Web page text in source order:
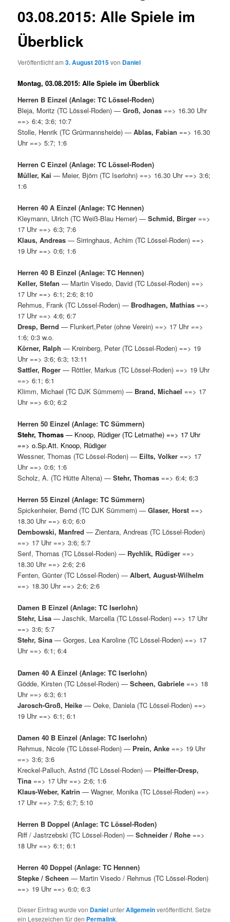
03.08.2015: Alle Spiele im
Überblick
Veröffentlicht am3. August 2015von Daniel
Montag, 03.08.2015: Alle Spiele im Überblick
Herren B Einzel (Anlage: TC Lössel-Roden)
Bleja, Moritz (TC Lössel-Roden) —Groß, Jonas ==> 16.30 Uhr
==> 6:4; 3:6; 10:7
Stolle, Henrik (TC Grürmannsheide) —Ablas, Fabian ==> 16.30
Uhr ==> 5:7; 1:6
Herren C Einzel (Anlage: TC Lössel-Roden)
Müller, Kai — Meier, Björn (TC Iserlohn) ==> 16.30 Uhr ==> 3:6;
1:6
Herren 40 A Einzel (Anlage: TC Hennen)
Kleymann, Ulrich (TC Weiß-Blau Hemer) —Schmid, Birger ==>
17 Uhr ==> 6:3; 7:6
Klaus, Andreas — Sirringhaus, Achim (TC Lössel-Roden) ==>
19 Uhr ==> 0:6; 1:6
Herren 40 B Einzel (Anlage: TC Hennen)
Keller, Stefan — Martin Visedo, David (TC Lössel-Roden) ==>
17 Uhr ==> 6:1; 2:6; 8:10
Rehmus, Frank (TC Lössel-Roden) — Brodhagen, Mathias ==>
17 Uhr ==> 4:6; 6:7
Dresp, Bernd — Flunkert,Peter (ohne Verein) ==> 17 Uhr ==>
1:6; 0:3 w.o.
Körner, Ralph — Kreinberg, Peter (TC Lössel-Roden) ==> 19
Uhr ==> 3:6; 6:3; 13:11
Sattler, Roger — Röttler, Markus (TC Lössel-Roden) ==> 19 Uhr
==> 6:1; 6:1
Klimm, Michael (TC DJK Sümmern) — Brand, Michael ==> 17
Uhr ==> 6:0; 6:2
Herren 50 Einzel (Anlage: TC Sümmern)
Stehr, Thomas — Knoop, Rüdiger (TC Letmathe) ==> 17 Uhr
==> o.Sp.Att. Knoop, Rüdiger
Wessner, Thomas (TC Lössel-Roden) — Eilts, Volker ==> 17
Uhr ==> 0:6; 1:6
Scholz, A. (TC Hütte Altena) —Stehr, Thomas ==> 6:4; 6:3
Herren 55 Einzel (Anlage: TC Sümmern)
Spickenheier, Bernd (TC DJK Sümmern) —Glaser, Horst ==>
18.30 Uhr ==> 6:0; 6:0
Dembowski, Manfred — Zientara, Andreas (TC Lössel-Roden)
==> 17 Uhr ==> 3:6; 5:7
Senf, Thomas (TC Lössel-Roden) — Rychlik, Rüdiger ==>
18.30 Uhr ==> 2:6; 2:6
Fenten, Günter (TC Lössel-Roden) —Albert, August-Wilhelm
==> 18.30 Uhr ==> 2:6; 2:6
Damen B Einzel (Anlage: TC Iserlohn)
Stehr, Lisa — Jaschik, Marcella (TC Lössel-Roden) ==> 17 Uhr
==> 3:6; 5:7
Stehr, Sina — Gorges, Lea Karoline (TC Lössel-Roden) ==> 17
Uhr ==> 6:1; 6:4
Damen 40 A Einzel (Anlage: TC Iserlohn)
Gödde, Kirsten (TC Lössel-Roden) —Scheen, Gabriele ==> 18
Uhr ==> 6:3; 6:1
Jarosch-Groß, Heike — Oeke, Daniela (TC Lössel-Roden) ==>
19 Uhr ==> 6:1; 6:1
Damen 40 B Einzel (Anlage: TC Iserlohn)
Rehmus, Nicole (TC Lössel-Roden) — Prein, Anke ==> 19 Uhr
==> 3:6; 3:6
Kreckel-Palluch, Astrid (TC Lössel-Roden) — Pfeiffer-Dresp,
Tina ==> 17 Uhr ==> 2:6; 1:6
Klaus-Weber, Katrin — Wagner, Monika (TC Lössel-Roden) ==>
17 Uhr ==> 7:5; 6:7; 5:10
Herren B Doppel (Anlage: TC Lössel-Roden)
Riff / Jastrzebski (TC Lössel-Roden) —Schneider / Rohe ==>
18 Uhr ==> 6:1; 6:1
Herren 40 Doppel (Anlage: TC Hennen)
Stepke / Scheen — Martin Visedo / Rehmus (TC Lössel-Roden)
==> 19 Uhr ==> 6:0; 6:3
Dieser Eintrag wurde von DanielunterAllgemeinveröffentlicht. Setze
ein Lesezeichen für den Permalink.